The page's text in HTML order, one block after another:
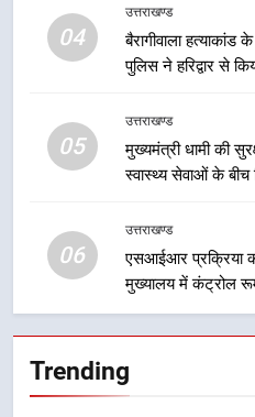
04
उत्तराखण्ड
बैरागीवाला
पुलिस ने हरिद्वार से
05
उत्तराखण्ड
मुख्यमंत्री धामी की
स्वास्थ्य सेवाओं के बीच
06
उत्तराखण्ड
एसआईआर प्रक्रिया
मुख्यालय में कंट्रोल
Trending
महाराज
1
भारी से
को